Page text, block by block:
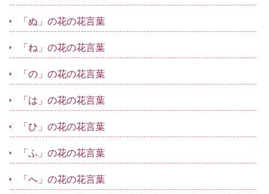
「ぬ」の花の花言葉
「ね」の花の花言葉
「の」の花の花言葉
「は」の花の花言葉
「ひ」の花の花言葉
「ふ」の花の花言葉
「へ」の花の花言葉